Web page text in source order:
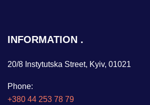
INFORMATION
20/8 Instytutska Street, Kyiv, 01021
Phone:
+380 44 253 78 79